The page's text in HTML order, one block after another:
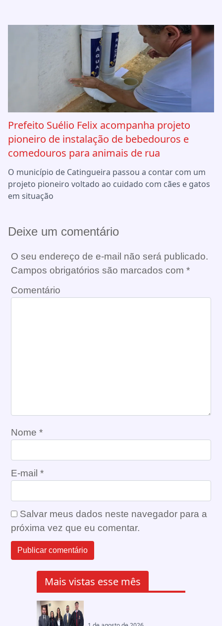
Prefeito Suélio Felix acompanha projeto
pioneiro de instalação de bebedouros e
comedouros para animais de rua
O município de Catingueira passou a contar com um
projeto pioneiro voltado ao cuidado com cães e gatos
em situação
Deixe um comentário
O seu endereço de e-mail não será publicado.
Campos obrigatórios são marcados com *
Comentário
Nome *
E-mail *
Salvar meus dados neste navegador para a
próxima vez que eu comentar.
Mais vistas esse mês